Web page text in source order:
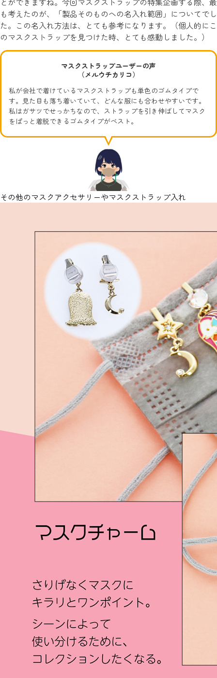
も考えたのが、「製品そのものへの名入れ範囲」についてでし
た。この名入れ方法は、とても参考になります。（個人的にこ
のマスクストラップを見つけた時、とても感動しました。）
マスクストラップユーザーの声
（メルウチカリコ）
私が会社で着けているマスクストラップも単色のゴムタイプで
す。見た目も落ち着いていて、どんな服にも合わせやすいです。
私はガサツでせっかちなので、ストラップを引き伸ばしてマスク
をぱっと着脱できるゴムタイプがベスト。
その他のマスクアクセサリーやマスクストラップ入れ